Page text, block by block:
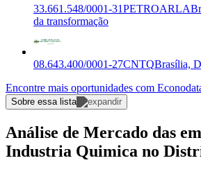
33.661.548/0001-31PETROARLA
da transformação
08.643.400/0001-27CNTQBrasília,
Encontre mais oportunidades com
Sobre essa lista
Análise de Mercado das
Industria Quimica no